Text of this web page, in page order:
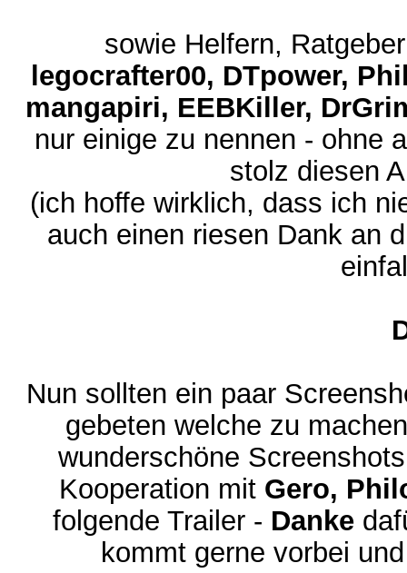
sowie Helfern,
legocrafter00, DTpower,
mangapiri, EEBKiller,
nur einige zu nennen - ohne
stolz diesen
(ich hoffe wirklich, dass ich
auch einen riesen Dank an
Nun sollten ein paar
gebeten welche zu
wunderschöne
Kooperation mit Gero,
folgende Trailer - Danke
kommt gerne vorbei